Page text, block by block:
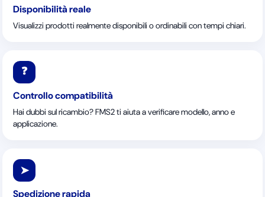
Disponibilità reale
Visualizzi prodotti realmente disponibili o ordinabili con tempi chiari.
❓
Controllo compatibilità
Hai dubbi sul ricambio? FMS2 ti aiuta a verificare modello, anno e
applicazione.
➤
Spedizione rapida